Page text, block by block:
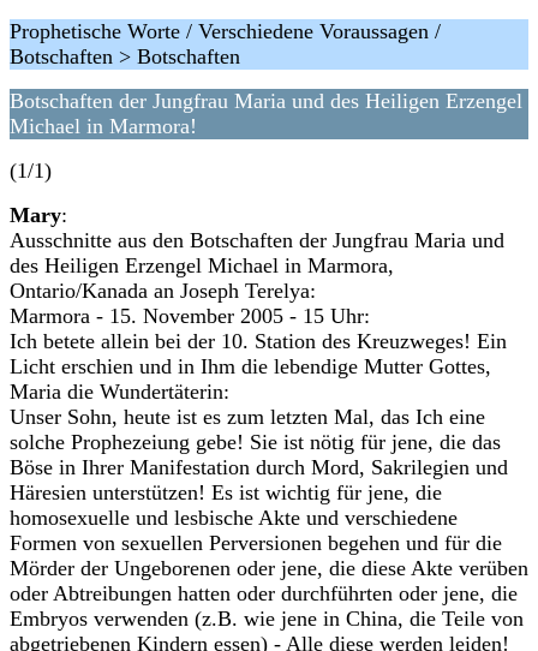
Prophetische Worte / Verschiedene Voraussagen /
Botschaften > Botschaften
Botschaften der Jungfrau Maria und des Heiligen Erzengel
Michael in Marmora!
(1/1)
Mary:
Ausschnitte aus den Botschaften der Jungfrau Maria und
des Heiligen Erzengel Michael in Marmora,
Ontario/Kanada an Joseph Terelya:
Marmora - 15. November 2005 - 15 Uhr:
Ich betete allein bei der 10. Station des Kreuzweges! Ein
Licht erschien und in Ihm die lebendige Mutter Gottes,
Maria die Wundertäterin:
Unser Sohn, heute ist es zum letzten Mal, das Ich eine
solche Prophezeiung gebe! Sie ist nötig für jene, die das
Böse in Ihrer Manifestation durch Mord, Sakrilegien und
Häresien unterstützen! Es ist wichtig für jene, die
homosexuelle und lesbische Akte und verschiedene
Formen von sexuellen Perversionen begehen und für die
Mörder der Ungeborenen oder jene, die diese Akte verüben
oder Abtreibungen hatten oder durchführten oder jene, die
Embryos verwenden (z.B. wie jene in China, die Teile von
abgetriebenen Kindern essen) - Alle diese werden leiden!